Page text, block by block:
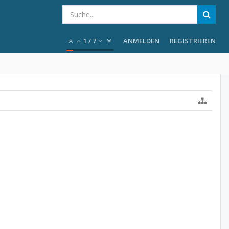
1 / 7 ANMELDEN REGISTRIEREN